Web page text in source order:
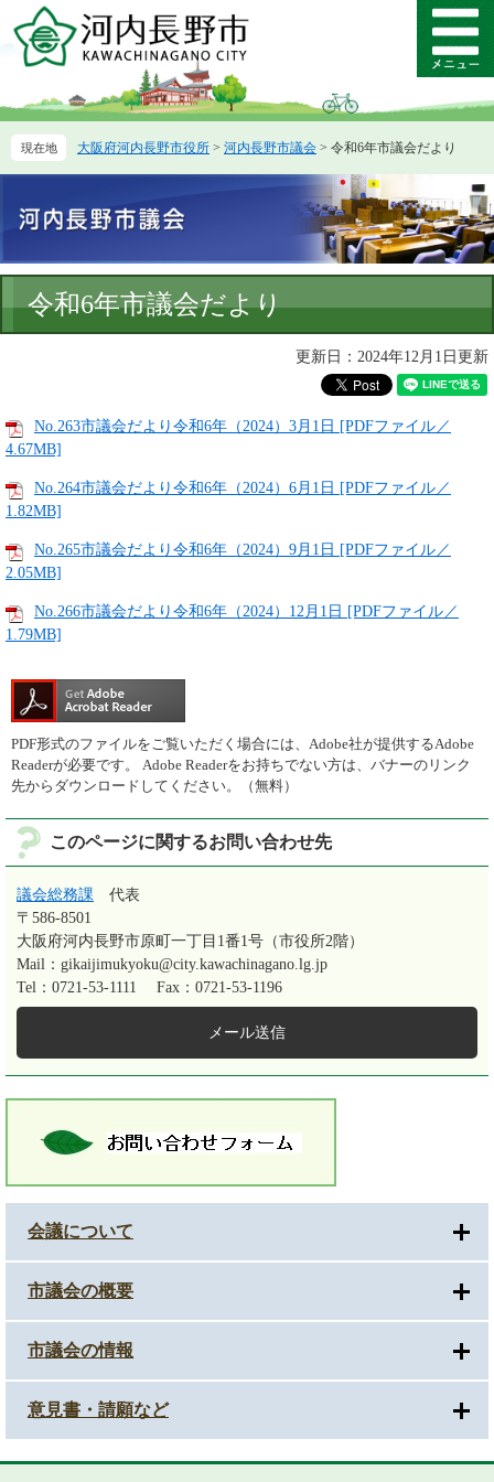
ー
先
す。
ニ
を
し
へ
メ
ニ
ー
大阪府河内長野市役所 > 河内長野市議会 > 令和6年市議会だより
文
令和6年市議会だより
更新日：2024年12月1日更新
No.263市議会だより令和6年（2024）3月1日 [PDFファイル／
4.67MB]
No.264市議会だより令和6年（2024）6月1日 [PDFファイル／
1.82MB]
No.265市議会だより令和6年（2024）9月1日 [PDFファイル／
2.05MB]
No.266市議会だより令和6年（2024）12月1日 [PDFファイル／
1.79MB]
PDF形式のファイルをご覧いただく場合には、Adobe社が提供するAdobe
Readerが必要です。
Adobe Readerをお持ちでない方は、バナーのリンク
先からダウンロードしてください。（無料）
このページに関するお問い合わせ先
議会総務課
代表
〒586-8501
大阪府河内長野市原町一丁目1番1号（市役所2階）
Mail：gikaijimukyoku@city.kawachinagano.lg.jp
Tel：0721-53-1111
Fax：0721-53-1196
メール送信
会議について
市議会の概要
市議会の情報
意見書・請願など